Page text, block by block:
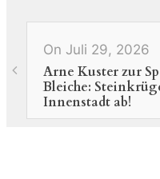
On Juli 29, 2026
Arne Kuster zur
Bleiche:
Innenstadt ab!